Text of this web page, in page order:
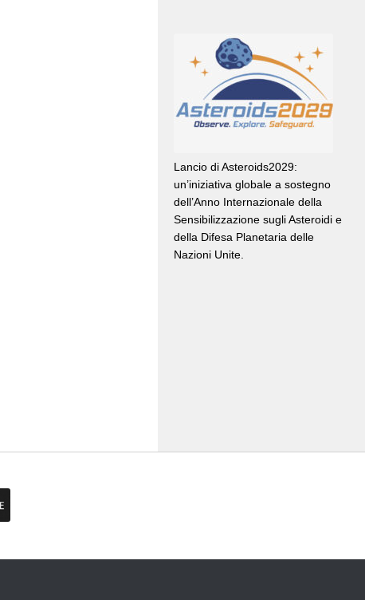
Lancio di Asteroids2029:
un’iniziativa globale a sostegno
dell’Anno Internazionale della
Sensibilizzazione sugli Asteroidi e
della Difesa Planetaria delle
Nazioni Unite.